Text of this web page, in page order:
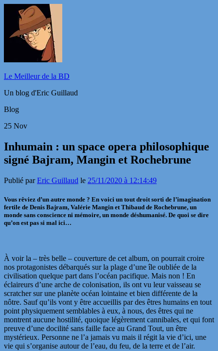
Le Meilleur de la BD
Un blog d'Eric Guillaud
Blog
25 Nov
Inhumain : un space opera philosophique
signé Bajram, Mangin et Rochebrune
Publié parEric Guillaud le 25/11/2020 à 12:14:49
Vous rêviez d’un autre monde ? En voici un tout droit sorti de l’imagination
fertile de Denis Bajram, Valérie Mangin et Thibaud de Rochebrune, un
monde sans conscience ni mémoire, un monde déshumanisé. De quoi se dire
qu’on est pas si mal ici…
À voir la – très belle – couverture de cet album, on pourrait croire
nos protagonistes débarqués sur la plage d’une île oubliée de la
civilisation quelque part dans l’océan pacifique. Mais non ! En
éclaireurs d’une arche de colonisation, ils ont vu leur vaisseau se
scratcher sur une planète océan lointaine et bien différente de la
nôtre. Sauf qu’ils vont y être accueillis par des êtres humains en tout
point physiquement semblables à eux, à nous, des êtres qui ne
montrent aucune hostilité, quoique légèrement cannibales, et qui font
preuve d’une docilité sans faille face au Grand Tout, un être
mystérieux. Personne ne l’a jamais vu mais il régit la vie d’ici, une
vie qui s’organise autour de l’eau, du feu, de la terre et de l’air.